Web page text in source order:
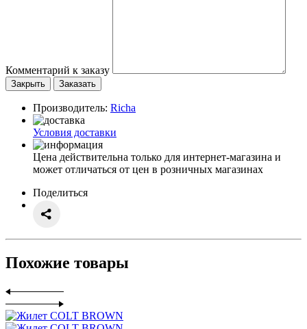
Комментарий к заказу
Закрыть Заказать
Производитель: Richa
Условия доставки
Цена действительна только для интернет-магазина и
может отличаться от цен в розничных магазинах
Поделиться
Похожие товары